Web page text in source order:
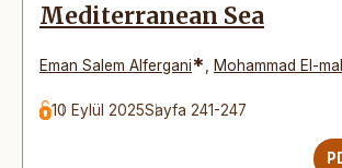
Mediterranean Sea
Eman Salem Alfergani* Mohammad El-
10 Eylül 2025Sayfa 241-247